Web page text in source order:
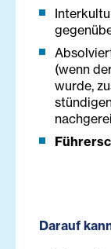
(wenn
wurde,
Darauf